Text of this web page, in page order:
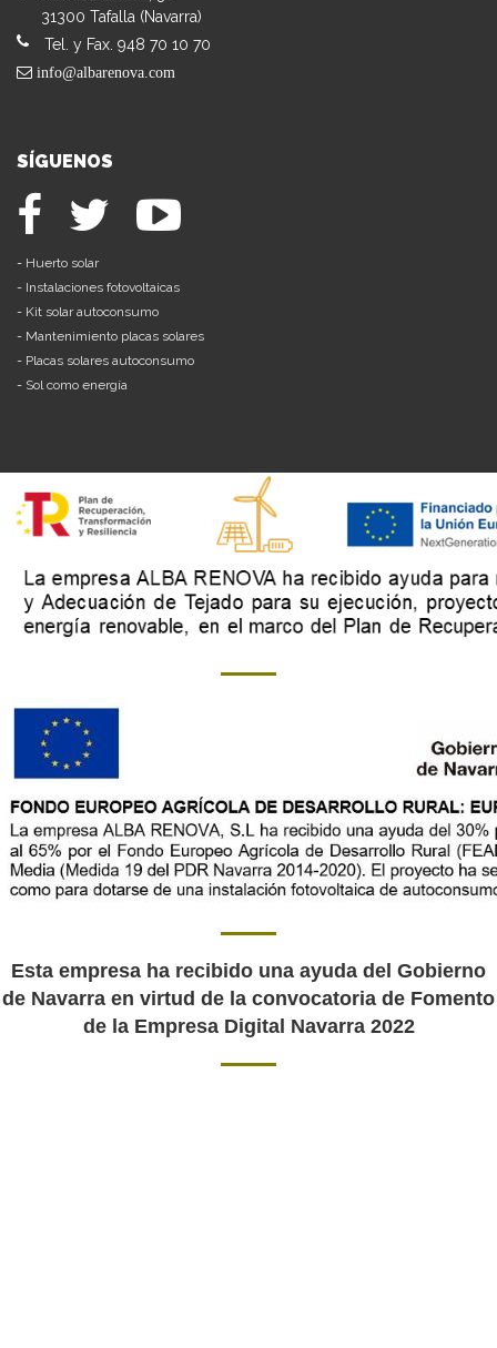
31300 Tafalla (Navarra)
Tel. y Fax. 948 70 10 70
info@albarenova.com
SÍGUENOS
- Huerto solar
- Instalaciones fotovoltaicas
- Kit solar autoconsumo
- Mantenimiento placas solares
- Placas solares autoconsumo
- Sol como energía
Esta empresa ha recibido una ayuda del Gobierno
de Navarra en virtud de la convocatoria de Fomento
de la Empresa Digital Navarra 2022